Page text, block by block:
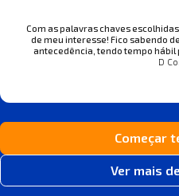
Com as palavras chaves
de meu interesse! Fico sabendo
antecedência, tendo tempo
D
Começar
Ver mais